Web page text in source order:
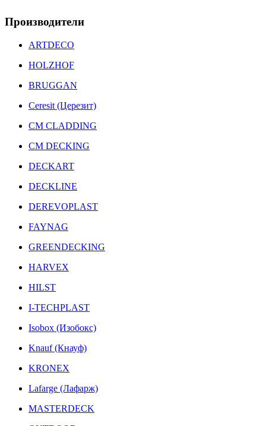
Производители
ARTDECO
HOLZHOF
BRUGGAN
Ceresit (Церезит)
CM CLADDING
CM DECKING
DECKART
DECKLINE
DEREVOPLAST
FAYNAG
GREENDECKING
HARVEX
HILST
I-TECHPLAST
Isobox (Изобокс)
Knauf (Кнауф)
KRONEX
Lafarge (Лафарж)
MASTERDECK